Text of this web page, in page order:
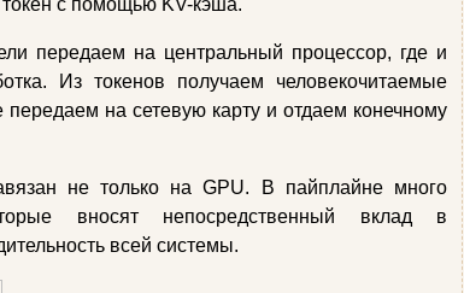
с помощью KV-кэша.
передаем на центральный процессор, где и
Из токенов получаем человекочитаемые
на сетевую карту и отдаем конечному
не только на GPU. В пайплайне много
вносят непосредственный вклад в
всей системы.